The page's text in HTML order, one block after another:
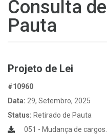
Consulta
Pauta
Projeto de Lei
#10960
Data: 29, Setembro, 2025
Status: Retirado de Pauta
051 - Mudança de